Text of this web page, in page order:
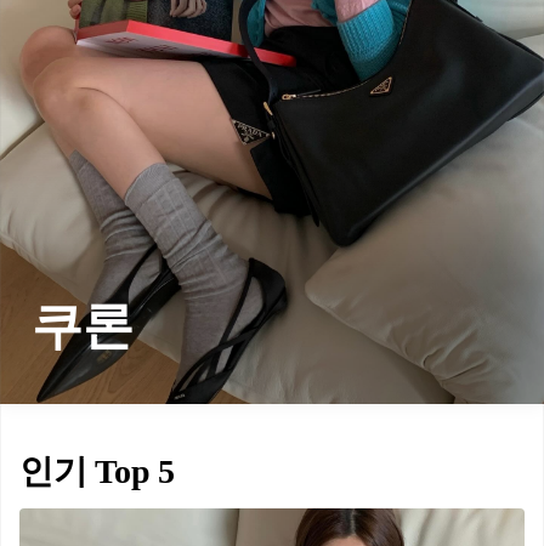
쿠론
인기 Top 5